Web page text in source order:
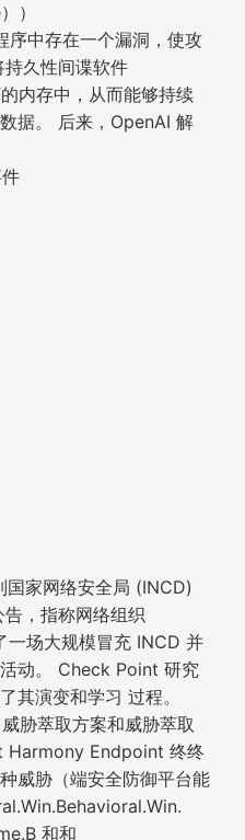
）
序中存在一个漏洞，使攻
久性间谍软件
内存中，从而能够持续
据。 后来，OpenAI 解
国家网络安全局 (INCD)
，指称网络组织
场大规模冒充 INCD 并
动。 Check Point 研究
其演变和学习 过程。
胁萃取方案和威胁萃取
Harmony Endpoint 终终
威胁（端安全防御平台能
和和